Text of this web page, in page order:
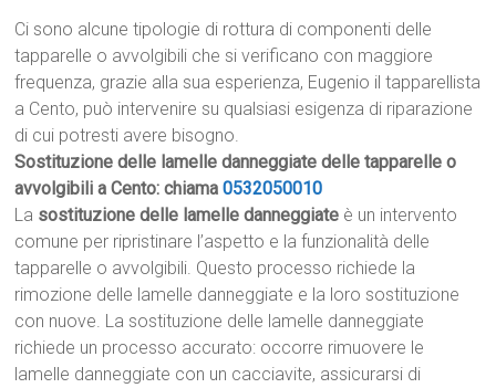
Ci sono alcune tipologie di rottura di componenti delle
tapparelle o avvolgibili che si verificano con maggiore
frequenza, grazie alla sua esperienza, Eugenio il tapparellista
a Cento, può intervenire su qualsiasi esigenza di riparazione
di cui potresti avere bisogno.
Sostituzione delle lamelle danneggiate delle tapparelle o
avvolgibili a Cento: chiama0532050010
La sostituzione delle lamelle danneggiate è un intervento
comune per ripristinare l’aspetto e la funzionalità delle
tapparelle o avvolgibili. Questo processo richiede la
rimozione delle lamelle danneggiate e la loro sostituzione
con nuove. La sostituzione delle lamelle danneggiate
richiede un processo accurato: occorre rimuovere le
lamelle danneggiate con un cacciavite, assicurarsi di